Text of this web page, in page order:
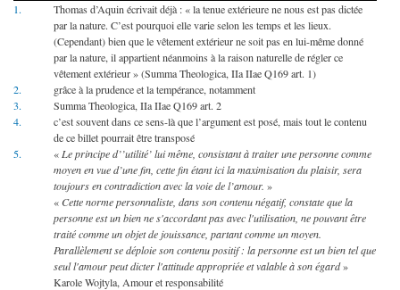
1.
Thomas d’Aquin écrivait déjà : « la tenue extérieure ne nous est pas dictée
par la nature. C’est pourquoi elle varie selon les temps et les lieux.
(Cependant) bien que le vêtement extérieur ne soit pas en lui-même donné
par la nature, il appartient néanmoins à la raison naturelle de régler ce
vêtement extérieur » (Summa Theologica, IIa IIae Q169 art. 1)
2.
grâce à la prudence et la tempérance, notamment
3.
Summa Theologica, IIa IIae Q169 art. 2
4.
c’est souvent dans ce sens-là que l’argument est posé, mais tout le contenu
de ce billet pourrait être transposé
5.
« Le principe d’’utilité’ lui même, consistant à traiter une personne comme
moyen en vue d’une fin, cette fin étant ici la maximisation du plaisir, sera
toujours en contradiction avec la voie de l’amour.»
« Cette norme personnaliste, dans son contenu négatif, constate que la
personne est un bien ne s'accordant pas avec l'utilisation, ne pouvant être
traité comme un objet de jouissance, partant comme un moyen.
Parallèlement se déploie son contenu positif : la personne est un bien tel que
seul l'amour peut dicter l'attitude appropriée et valable à son égard»
Karole Wojtyla, Amour et responsabilité